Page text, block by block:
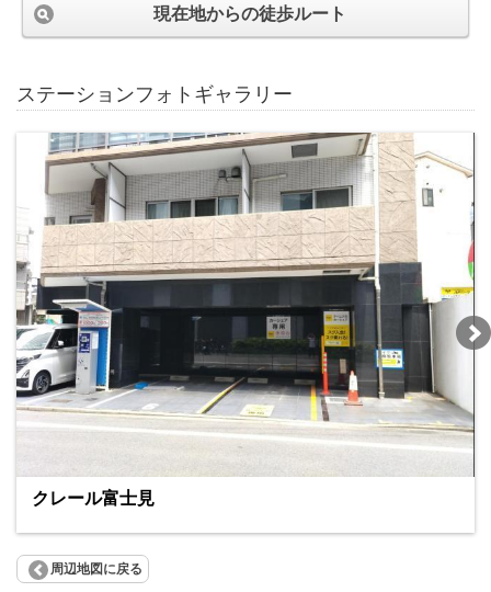
現在地からの徒歩ルート
ステーションフォトギャラリー
クレール富士見
周辺地図に戻る